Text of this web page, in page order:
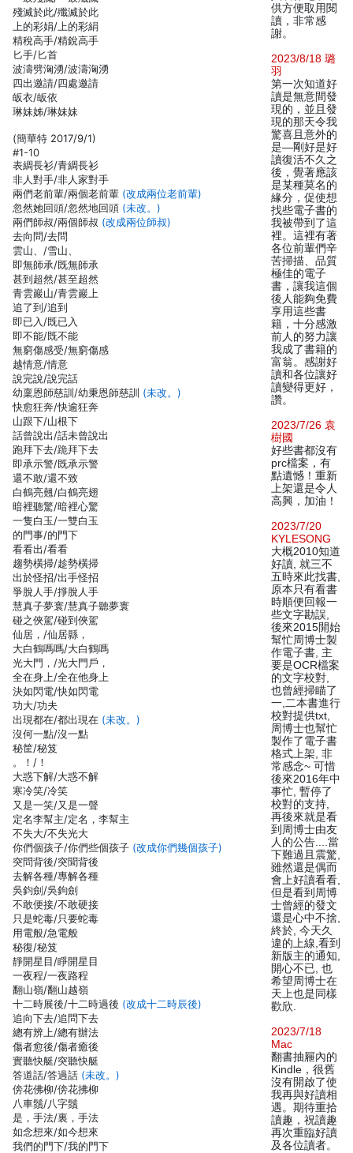
殘滅於此/殲滅於此
上的彩娟/上的彩絹
精稅高手/精銳高手
匕手/匕首
波濤劈洶湧/波濤洶湧
四出邀請/四處邀請
皈衣/皈依
琳妹姊/琳妹妹
(簡華特 2017/9/1)
#1-10
表綢長衫/青綢長衫
非人對手/非人家對手
兩們老前輩/兩個老前輩 (改成兩位老前輩)
忽然她回頭/忽然地回頭 (未改。)
兩們師叔/兩個師叔 (改成兩位師叔)
去向問/去問
雲山、/雪山、
即無師承/既無師承
甚到超然/甚至超然
青雲巖山/青雲巖上
追了到/追到
即已入/既已入
即不能/既不能
無窮傷感受/無窮傷感
越情意/情意
說完說/說完話
幼稟恩師慈訓/幼秉恩師慈訓 (未改。)
快愈狂奔/快逾狂奔
山跟下/山根下
話曾說出/話未曾說出
跑拜下去/跪拜下去
即承示警/既承示警
還不敢/還不致
白鶴亮翹/白鶴亮翅
暗裡聽驚/暗裡心驚
一隻白玉/一雙白玉
的門事/的門下
看看出/看看
趨勢橫掃/趁勢橫掃
出於怪招/出手怪招
爭脫人手/掙脫人手
慧真子夢寰/慧真子聽夢寰
碰之俠駕/碰到俠駕
仙居，/仙居縣，
大白鶴嗎嗎/大白鶴嗎
光大門，/光大門戶，
全在身上/全在他身上
決如閃電/快如閃電
功大/功夫
出現都在/都出現在 (未改。)
沒何一點/沒一點
秘筐/秘笈
。！/！
大惑下解/大惑不解
寒冷笑/冷笑
又是一笑/又是一聲
定名李幫主/定名，李幫主
不失大/不失光大
你們個孩子/你們些個孩子 (改成你們幾個孩子)
突問背後/突聞背後
去解各種/專解各種
吳鈞劍/吳鉤劍
不敢便接/不敢硬接
只是蛇毒/只要蛇毒
用電般/急電般
秘復/秘笈
靜開星目/睜開星目
一夜程/一夜路程
翻山嶺/翻山越嶺
十二時展後/十二時過後 (改成十二時辰後)
追向下去/追問下去
總有辨上/總有辦法
傷者愈後/傷者癒後
實聽快艇/突聽快艇
答道話/答過話 (未改。)
傍花佛柳/傍花拂柳
八車鬚/八字鬚
是，手法/裏，手法
如念想來/如今想來
我們的門下/我的門下
供方便取用閱
讀，非常感
謝。
2023/8/18 璐
羽
第一次知道好
讀是無意間發
現的，並且發
現的那天令我
驚喜且意外的
是—剛好是好
讀復活不久之
後，覺著應該
是某種莫名的
緣分，促使想
找些電子書的
我被帶到了這
裡。這裡有著
各位前輩們辛
苦掃描、品質
極佳的電子
書，讓我這個
後人能夠免費
享用這些書
籍，十分感激
前人的努力讓
我成了書籍的
富翁。感謝好
讀和各位讓好
讀變得更好，
讚。
2023/7/26 袁
樹國
好些書都沒有
prc檔案，有
點遺憾！重新
上架還是令人
高興，加油！
2023/7/20
KYLESONG
大概2010知道
好讀, 就三不
五時來此找書,
原本只有看書
時順便回報一
些文字勘誤,
後來2015開始
幫忙周博士製
作電子書, 主
要是OCR檔案
的文字校對,
也曾經掃瞄了
一,二本書進行
校對提供txt,
周博士也幫忙
製作了電子書
格式上架, 非
常感念~ 可惜
後來2016年中
事忙, 暫停了
校對的支持,
再後來就是看
到周博士由友
人的公告....當
下難過且震驚,
雖然還是偶而
會上好讀看看,
但是看到周博
士曾經的發文
還是心中不捨,
終於, 今天久
違的上線,看到
新版主的通知,
開心不已, 也
希望周博士在
天上也是同樣
歡欣.
2023/7/18
Mac
翻書抽屜內的
Kindle，很舊
沒有開啟了使
我再與好讀相
遇。期待重拾
讀趣，祝讀趣
再次重臨好讀
及各位讀者。